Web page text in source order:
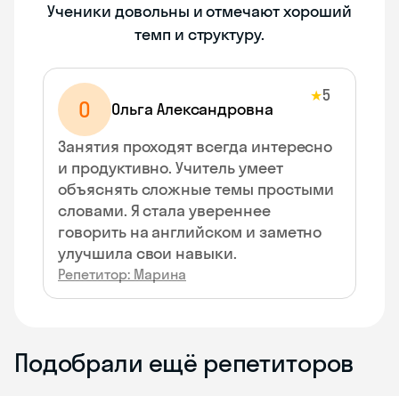
Ученики довольны и отмечают хороший
темп и структуру.
О Ольга Александровна
★5
Занятия проходят всегда интересно
и продуктивно. Учитель умеет
объяснять сложные темы простыми
словами. Я стала увереннее
говорить на английском и заметно
улучшила свои навыки.
Репетитор: Марина
Подобрали ещё репетиторов